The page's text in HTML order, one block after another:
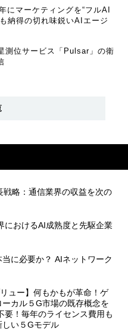
にマーケティングを“フルAI
納得の切れ味鋭いAIエージ
測位サービス「Pulsar」の衛
略：通信業界の収益を次の
におけるAI成熟度と先駆企業
に必要か？ AIネットワーク
ュー】何もかもが革命！ゲ
カル５G市場の既存概念を
要！毎年のライセンス費用も
い５Gモデル